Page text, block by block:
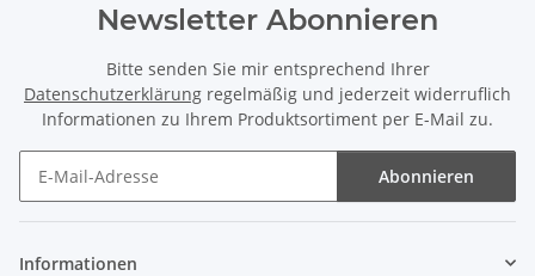
Newsletter Abonnieren
Bitte senden Sie mir entsprechend Ihrer
Datenschutzerklärung regelmäßig und jederzeit widerruflich
Informationen zu Ihrem Produktsortiment per E-Mail zu.
Abonnieren
Informationen